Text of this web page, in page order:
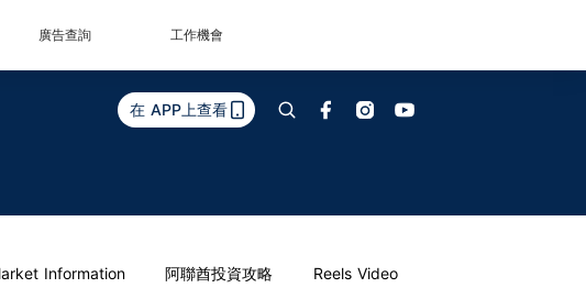
廣告查詢 工作機會
在 APP上查看
Information 阿聯酋投資攻略 Reels Video